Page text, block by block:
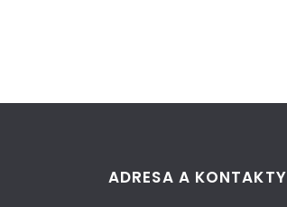
ADRESA A KONTAKTY